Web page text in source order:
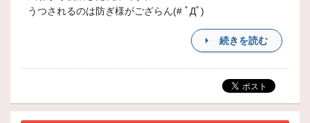
うつされるのは防ぎ様がござらん(# ﾟДﾟ)
続きを読む